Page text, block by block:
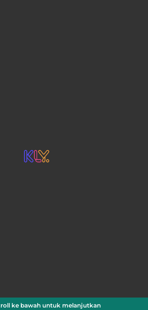
ke bawah untuk melanjutkan